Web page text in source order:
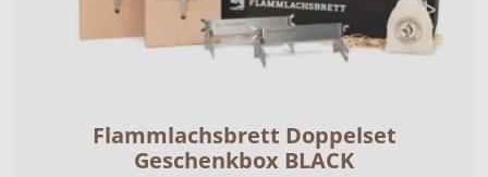
Flammlachsbrett Doppelset
Geschenkbox BLACK